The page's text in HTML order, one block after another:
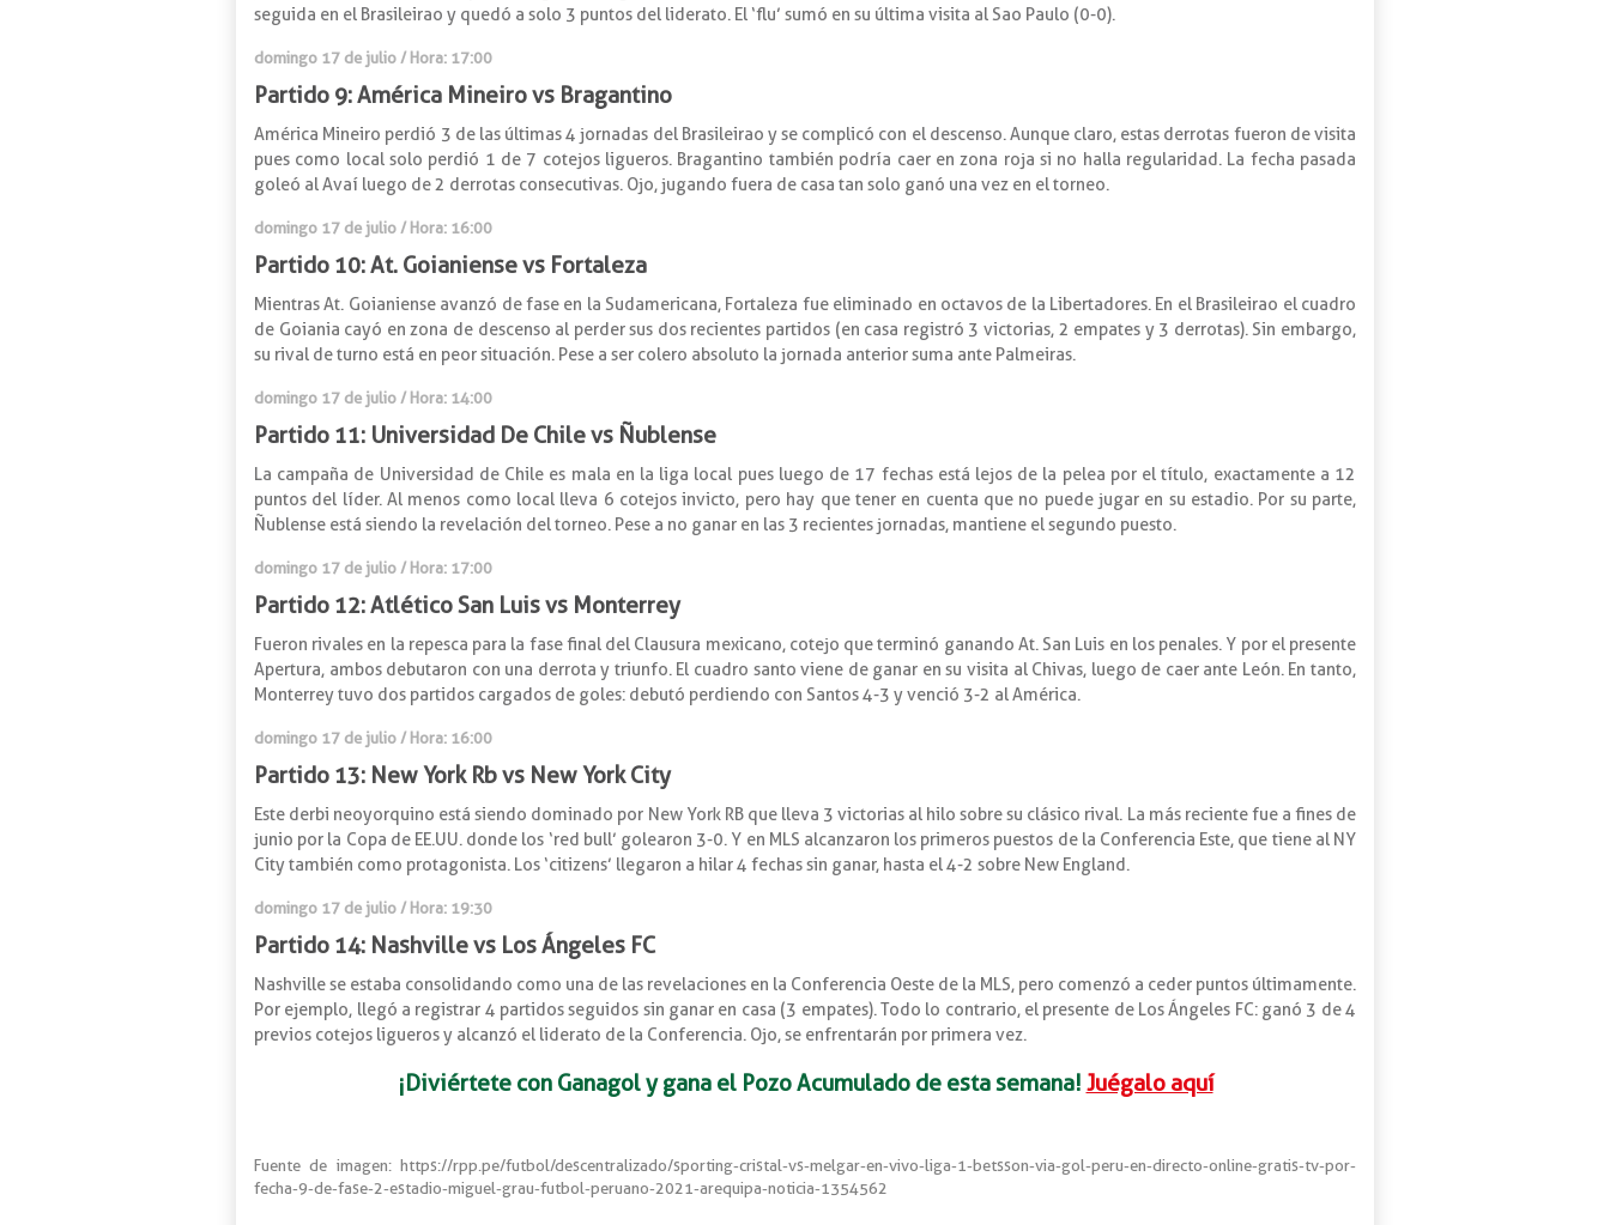
seguida en el Brasileirao y quedó a solo 3 puntos del liderato. El ‘flu’ sumó en su última visita al Sao Paulo (0-0).
domingo 17 de julio / Hora: 17:00
Partido 9: América Mineiro vs Bragantino
América Mineiro perdió 3 de las últimas 4 jornadas del Brasileirao y se complicó con el descenso. Aunque claro, estas derrotas fueron de visita
pues como local solo perdió 1 de 7 cotejos ligueros. Bragantino también podría caer en zona roja si no halla regularidad. La fecha pasada
goleó al Avaí luego de 2 derrotas consecutivas. Ojo, jugando fuera de casa tan solo ganó una vez en el torneo.
domingo 17 de julio / Hora: 16:00
Partido 10: At. Goianiense vs Fortaleza
Mientras At. Goianiense avanzó de fase en la Sudamericana, Fortaleza fue eliminado en octavos de la Libertadores. En el Brasileirao el cuadro
de Goiania cayó en zona de descenso al perder sus dos recientes partidos (en casa registró 3 victorias, 2 empates y 3 derrotas). Sin embargo,
su rival de turno está en peor situación. Pese a ser colero absoluto la jornada anterior suma ante Palmeiras.
domingo 17 de julio / Hora: 14:00
Partido 11: Universidad De Chile vs Ñublense
La campaña de Universidad de Chile es mala en la liga local pues luego de 17 fechas está lejos de la pelea por el título, exactamente a 12
puntos del líder. Al menos como local lleva 6 cotejos invicto, pero hay que tener en cuenta que no puede jugar en su estadio. Por su parte,
Ñublense está siendo la revelación del torneo. Pese a no ganar en las 3 recientes jornadas, mantiene el segundo puesto.
domingo 17 de julio / Hora: 17:00
Partido 12: Atlético San Luis vs Monterrey
Fueron rivales en la repesca para la fase final del Clausura mexicano, cotejo que terminó ganando At. San Luis en los penales. Y por el presente
Apertura, ambos debutaron con una derrota y triunfo. El cuadro santo viene de ganar en su visita al Chivas, luego de caer ante León. En tanto,
Monterrey tuvo dos partidos cargados de goles: debutó perdiendo con Santos 4-3 y venció 3-2 al América.
domingo 17 de julio / Hora: 16:00
Partido 13: New York Rb vs New York City
Este derbi neoyorquino está siendo dominado por New York RB que lleva 3 victorias al hilo sobre su clásico rival. La más reciente fue a fines de
junio por la Copa de EE.UU. donde los ‘red bull’ golearon 3-0. Y en MLS alcanzaron los primeros puestos de la Conferencia Este, que tiene al NY
City también como protagonista. Los ‘citizens’ llegaron a hilar 4 fechas sin ganar, hasta el 4-2 sobre New England.
domingo 17 de julio / Hora: 19:30
Partido 14: Nashville vs Los Ángeles FC
Nashville se estaba consolidando como una de las revelaciones en la Conferencia Oeste de la MLS, pero comenzó a ceder puntos últimamente.
Por ejemplo, llegó a registrar 4 partidos seguidos sin ganar en casa (3 empates). Todo lo contrario, el presente de Los Ángeles FC: ganó 3 de 4
previos cotejos ligueros y alcanzó el liderato de la Conferencia. Ojo, se enfrentarán por primera vez.
¡Diviértete con Ganagol y gana el Pozo Acumulado de esta semana! Juégalo aquí
Fuente de imagen: https://rpp.pe/futbol/descentralizado/sporting-cristal-vs-melgar-en-vivo-liga-1-betsson-via-gol-peru-en-directo-online-gratis-tv-por-
fecha-9-de-fase-2-estadio-miguel-grau-futbol-peruano-2021-arequipa-noticia-1354562